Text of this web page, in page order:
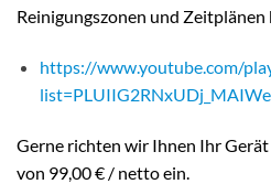
Reinigungszonen und Zeitplänen
https://www.youtube.com/
Gerne richten wir Ihnen Ihr
von 99,00 € / netto ein.